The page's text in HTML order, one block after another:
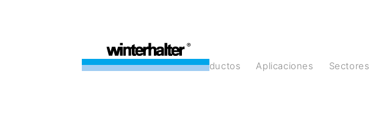
Productos Aplicaciones Sectores